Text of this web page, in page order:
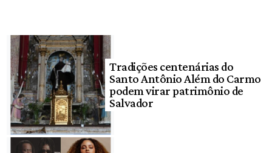
Tradições centenárias do
Santo Antônio Além do Carmo
podem virar patrimônio de
Salvador